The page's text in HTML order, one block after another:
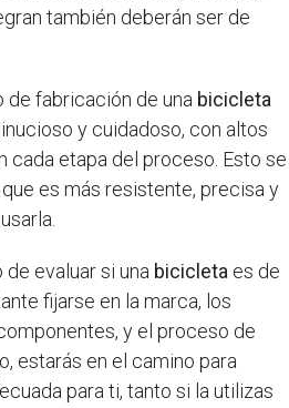
también deberán ser de
de fabricación de una bicicleta
y cuidadoso, con altos
cada etapa del proceso. Esto se
que es más resistente, precisa y
evaluar si una bicicleta es de
fijarse en la marca, los
y el proceso de
estarás en el camino para
para ti, tanto si la utilizas